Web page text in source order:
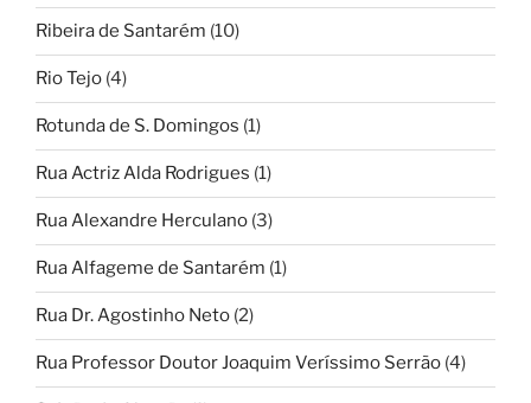
Ribeira de Santarém (10)
Rio Tejo (4)
Rotunda de S. Domingos (1)
Rua Actriz Alda Rodrigues (1)
Rua Alexandre Herculano (3)
Rua Alfageme de Santarém (1)
Rua Dr. Agostinho Neto (2)
Rua Professor Doutor Joaquim Veríssimo Serrão (4)